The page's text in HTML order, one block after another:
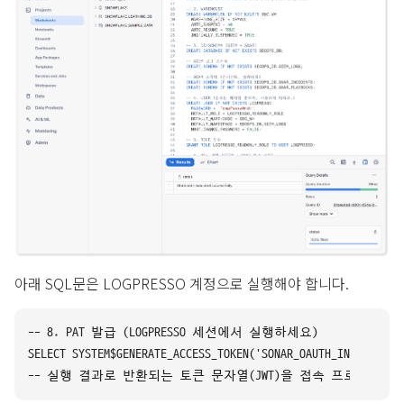
아래 SQL문은 LOGPRESSO 계정으로 실행해야 합니다.
-- 8. PAT 발급 (LOGPRESSO 세션에서 실행하세요)
SELECT SYSTEM$GENERATE_ACCESS_TOKEN('SONAR_OAUTH_INT');